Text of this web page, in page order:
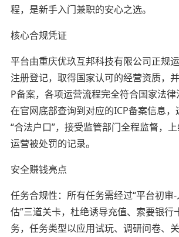
程，是新手入门兼职的安心之选。
核心合规凭证
平台由重庆优玖互邦科技有限公司正规
注册登记，取得国家认可的经营资质，
P备案，各项运营流程完全符合国家法
在官网底部查询到对应的ICP备案信息，
“合法户口”，接受监管部门全程监督，
运营被处罚的记录。
安全赚钱亮点
任务合规性：所有任务需经过“平台初审
估”三道关卡，杜绝诱导充值、索要银行
务，任务类型以应用试玩、调研问卷、